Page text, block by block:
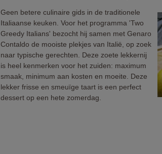
Geen betere culinaire gids in de traditionele
Italiaanse keuken. Voor het programma 'Two
Greedy Italians' bezocht hij samen met Genaro
Contaldo de mooiste plekjes van Italië, op zoek
naar typische gerechten. Deze zoete lekkernij
is heel kenmerken voor het zuiden: maximum
smaak, minimum aan kosten en moeite. Deze
lekker frisse en smeuïge taart is een perfect
dessert op een hete zomerdag.